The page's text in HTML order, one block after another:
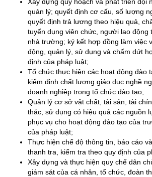
quản lý; quyết định cơ cấu, số lượng
quyết định trả lương theo hiệu quả,
tuyển dụng viên chức, người lao động
nhà trường; ký kết hợp đồng làm việc
động, quản lý, sử dụng và chấm dứt
định của pháp luật;
Tổ chức thực hiện các hoạt động đào
kiểm định chất lượng giáo dục nghề
doanh nghiệp trong tổ chức đào tạo;
Quản lý cơ sở vật chất, tài sản, tài
thác, sử dụng có hiệu quả các nguồn
phục vụ cho hoạt động đào tạo của
của pháp luật;
Thực hiện chế độ thông tin, báo cáo
thanh tra, kiểm tra theo quy định của
Xây dựng và thực hiện quy chế dân
giám sát của cá nhân, tổ chức, đoàn